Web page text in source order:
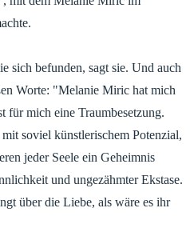
sich befunden, sagt sie. Und auch
Worte: "Melanie Miric hat mich
für mich eine Traumbesetzung.
soviel künstlerischem Potenzial,
jeder Seele ein Geheimnis
und ungezähmter Ekstase.
über die Liebe, als wäre es ihr